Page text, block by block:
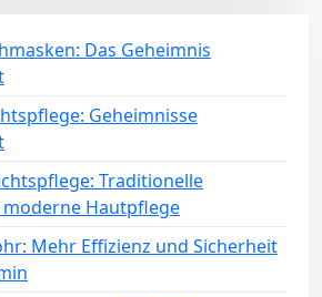
Das Geheimnis
Geheimnisse
Traditionelle
Hautpflege
Mehr Effizienz und Sicherheit